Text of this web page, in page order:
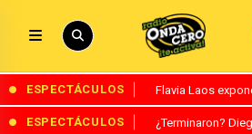
ESPECTÁCULOS Flavia Laos
ESPECTÁCULOS ¿Terminaron?